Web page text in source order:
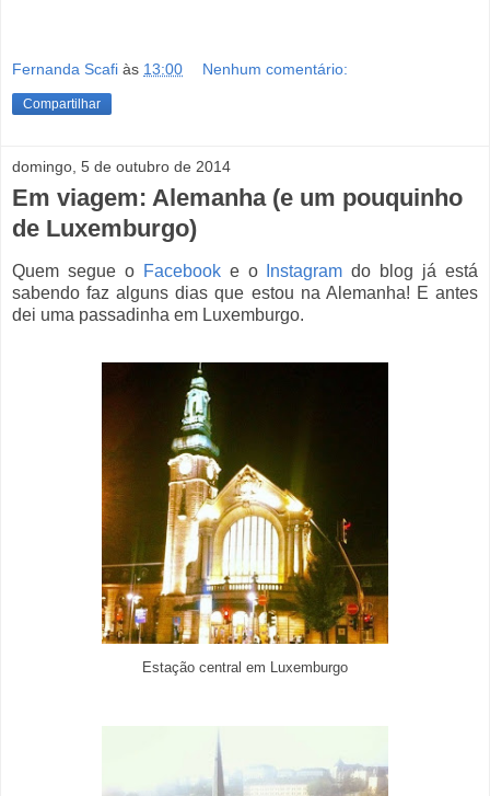
Fernanda Scafi às 13:00 Nenhum comentário:
Compartilhar
domingo, 5 de outubro de 2014
Em viagem: Alemanha (e um pouquinho
de Luxemburgo)
Quem segue o Facebooke o Instagram do blog já está
sabendo faz alguns dias que estou na Alemanha! E antes
dei uma passadinha em Luxemburgo.
Estação central em Luxemburgo